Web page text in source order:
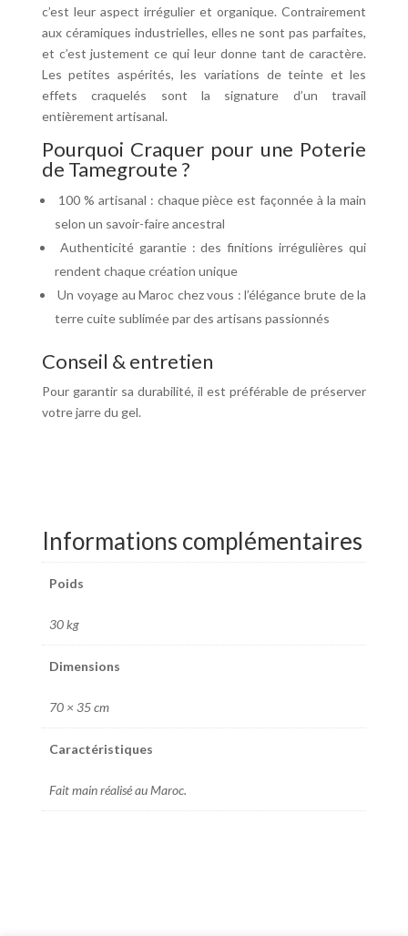
c’est leur aspect irrégulier et organique. Contrairement
aux céramiques industrielles, elles ne sont pas parfaites,
et c’est justement ce qui leur donne tant de caractère.
Les petites aspérités, les variations de teinte et les
effets craquelés sont la signature d’un travail
entièrement artisanal.
Pourquoi Craquer pour une Poterie
de Tamegroute ?
100 % artisanal : chaque pièce est façonnée à la main
selon un savoir-faire ancestral
Authenticité garantie : des finitions irrégulières qui
rendent chaque création unique
Un voyage au Maroc chez vous : l’élégance brute de la
terre cuite sublimée par des artisans passionnés
Conseil & entretien
Pour garantir sa durabilité, il est préférable de préserver
votre jarre du gel.
Informations complémentaires
Poids
30 kg
Dimensions
70 × 35 cm
Caractéristiques
Fait main réalisé au Maroc.